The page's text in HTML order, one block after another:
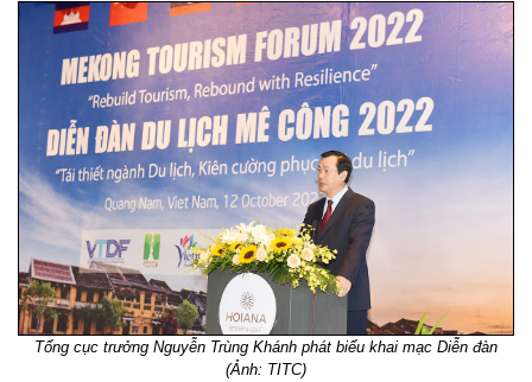
Tổng cục trưởng Nguyễn Trùng Khánh phát biểu khai mạc Diễn đàn
(Ảnh: TITC)